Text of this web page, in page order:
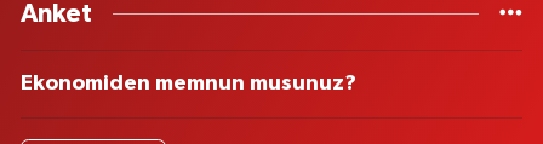
Anket
Ekonomiden memnun musunuz?